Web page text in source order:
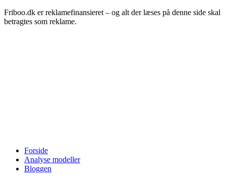
Friboo.dk er reklamefinansieret – og alt der læses på denne side skal
betragtes som reklame.
Forside
Analyse modeller
Bloggen